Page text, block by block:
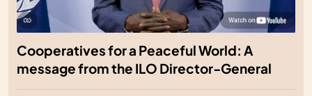
Cooperatives for a Peaceful World: A
message from the ILO Director-General